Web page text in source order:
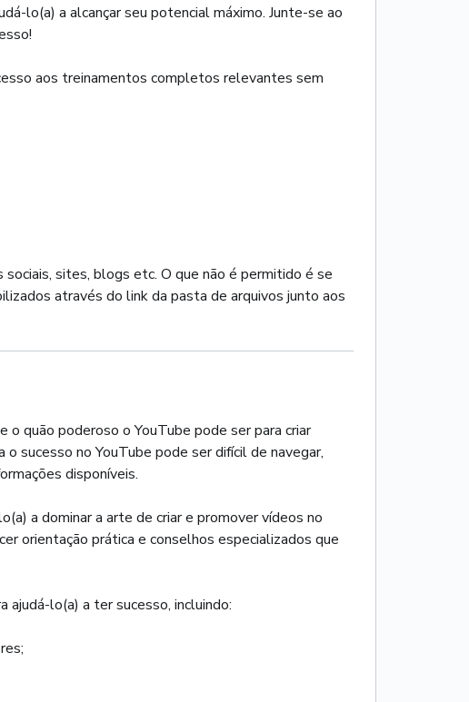
lo(a) a alcançar seu potencial máximo. Junte-se ao
aos treinamentos completos relevantes sem
sites, blogs etc. O que não é permitido é se
através do link da pasta de arquivos junto aos
quão poderoso o YouTube pode ser para criar
sucesso no YouTube pode ser difícil de navegar,
disponíveis.
a dominar a arte de criar e promover vídeos no
orientação prática e conselhos especializados que
ajudá-lo(a) a ter sucesso, incluindo: